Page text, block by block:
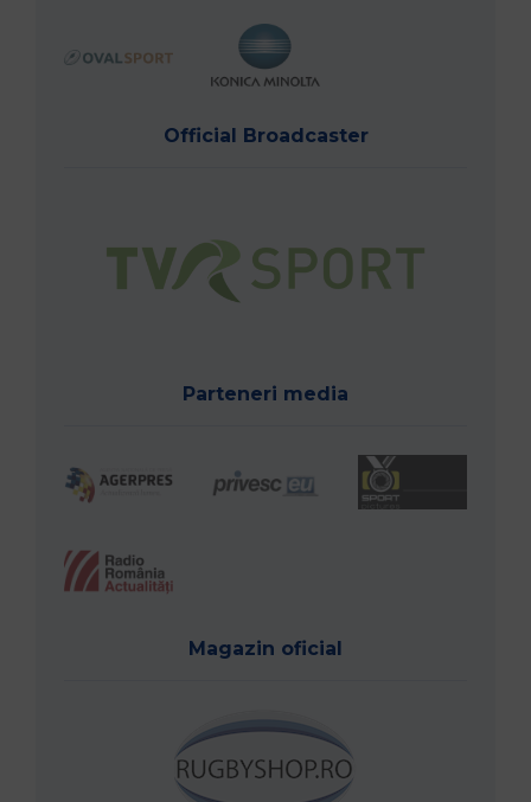
Official Broadcaster
Parteneri media
Magazin oficial